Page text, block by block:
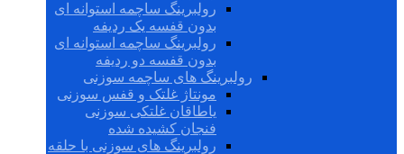
رولبرینگ ساچمه استوانه ای
بدون قفسه یک ردیفه
رولبرینگ ساچمه استوانه ای
بدون قفسه دو ردیفه
رولبرینگ های ساچمه سوزنی
مونتاژ غلتک و قفس سوزنی
یاطاقان غلتکی سوزنی
فنجان کشیده شده
رولبرینگ های سوزنی با حلقه